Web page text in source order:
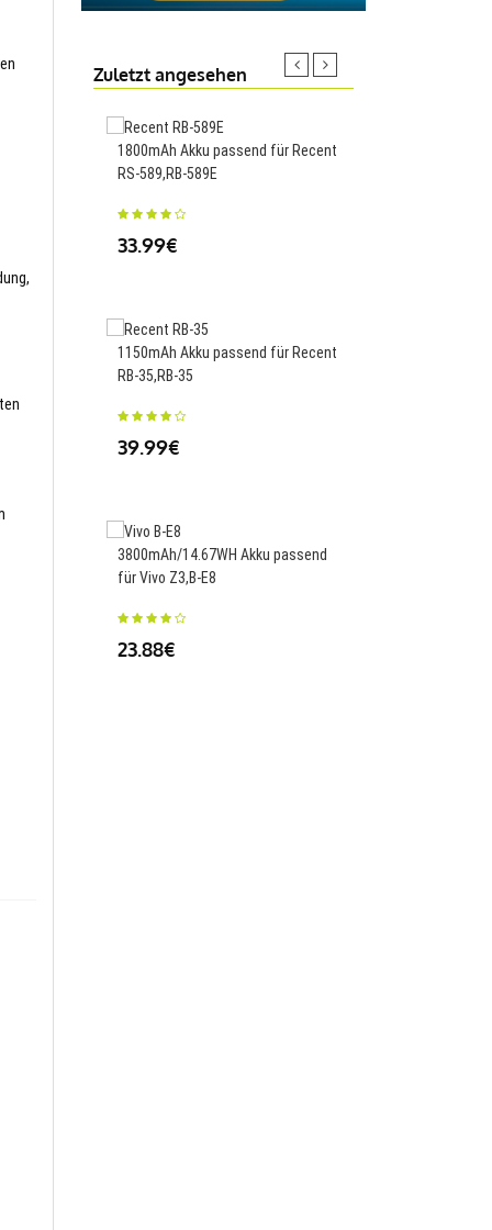
Zuletzt angesehen
1800mAh Akku passend für Recent
RS-589,RB-589E
33.99€
1150mAh Akku passend für Recent
RB-35,RB-35
39.99€
3800mAh/14.67WH Akku passend
für Vivo Z3,B-E8
23.88€